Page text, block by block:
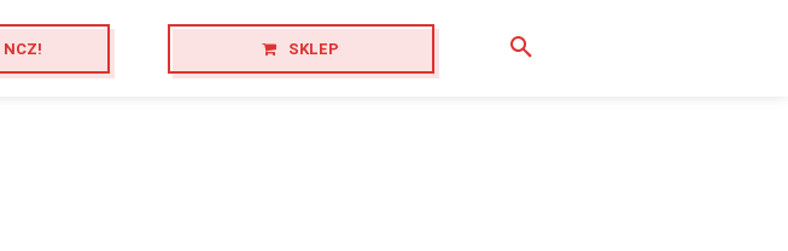
NCZ! SKLEP